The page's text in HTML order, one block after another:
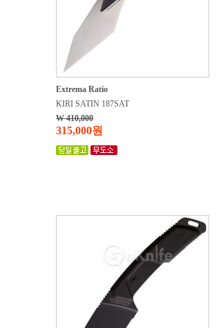
Extrema Ratio
KIRI SATIN 187SAT
W 410,000
315,000원